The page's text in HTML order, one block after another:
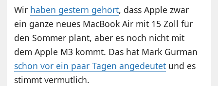
Wir haben gestern gehört, dass Apple zwar
ein ganze neues MacBook Air mit 15 Zoll für
den Sommer plant, aber es noch nicht mit
dem Apple M3 kommt. Das hat Mark Gurman
schon vor ein paar Tagen angedeutet und es
stimmt vermutlich.